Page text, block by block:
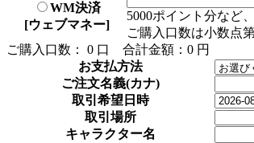
WM決済
[ウェブマネー]
5000ポイント分など
ご購入口数は小数点
ご購入口数： 0 口 合計金額： 0 円
お支払方法
ご注文名義(カナ)
取引希望日時
取引場所
キャラクター名